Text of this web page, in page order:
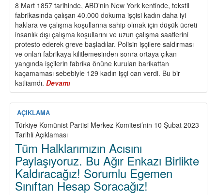
8 Mart 1857 tarihinde, ABD'nin New York kentinde, tekstil
fabrikasında çalışan 40.000 dokuma işçisi kadın daha iyi
haklara ve çalışma koşullarına sahip olmak için düşük ücreti
insanlık dışı çalışma koşullarını ve uzun çalışma saatlerini
protesto ederek greve başladılar. Polisin işçilere saldırması
ve onları fabrikaya kilitlemesinden sonra ortaya çıkan
yangında işçilerin fabrika önüne kurulan barikattan
kaçamaması sebebiyle 129 kadın işçi can verdi. Bu bir
katliamdı. Devamı
8
Mart
Kızıl
AÇIKLAMA
Türkiye Komünist Partisi Merkez Komitesi’nin 10 Şubat 2023
Tarihli Açıklaması
Tüm Halklarımızın Acısını
Paylaşıyoruz. Bu Ağır Enkazı Birlikte
Kaldıracağız! Sorumlu Egemen
Sınıftan Hesap Soracağız!